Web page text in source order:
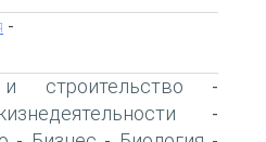
-
строительство -
-